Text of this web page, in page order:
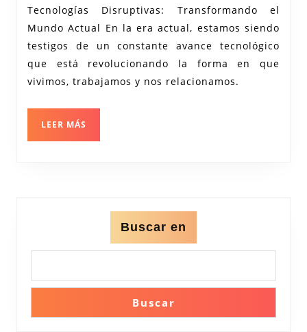
de
las
Tecnologías
Disruptivas
en
la
Sociedad
Tecnologías Disruptivas: Transformando el
Mundo Actual En la era actual, estamos siendo
testigos de un constante avance tecnológico
que está revolucionando la forma en que
vivimos, trabajamos y nos relacionamos.
LEER MÁS
Buscar en
Buscar